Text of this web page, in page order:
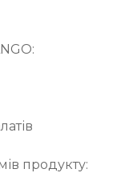
продукту: